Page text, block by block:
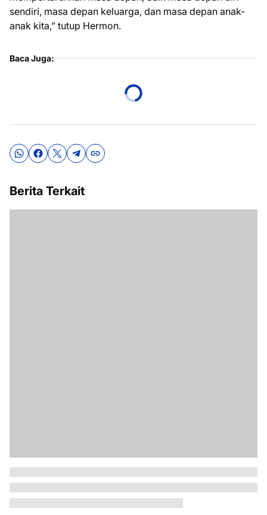
sendiri, masa depan keluarga, dan masa depan anak-
anak kita,” tutup Hermon.
Baca Juga:
Berita Terkait